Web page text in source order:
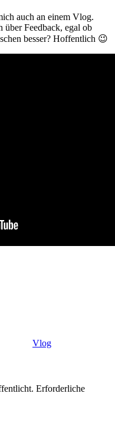
auch an einem Vlog.
über Feedback, egal ob
besser? Hoffentlich 😉
Vlog
Erforderliche